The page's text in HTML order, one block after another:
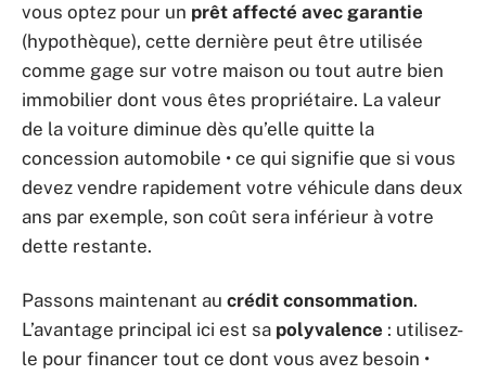
vous optez pour un prêt affecté avec garantie
(hypothèque), cette dernière peut être utilisée
comme gage sur votre maison ou tout autre bien
immobilier dont vous êtes propriétaire. La valeur
de la voiture diminue dès qu’elle quitte la
concession automobile • ce qui signifie que si vous
devez vendre rapidement votre véhicule dans deux
ans par exemple, son coût sera inférieur à votre
dette restante.
Passons maintenant au crédit consommation.
L’avantage principal ici est sa polyvalence : utilisez-
le pour financer tout ce dont vous avez besoin •